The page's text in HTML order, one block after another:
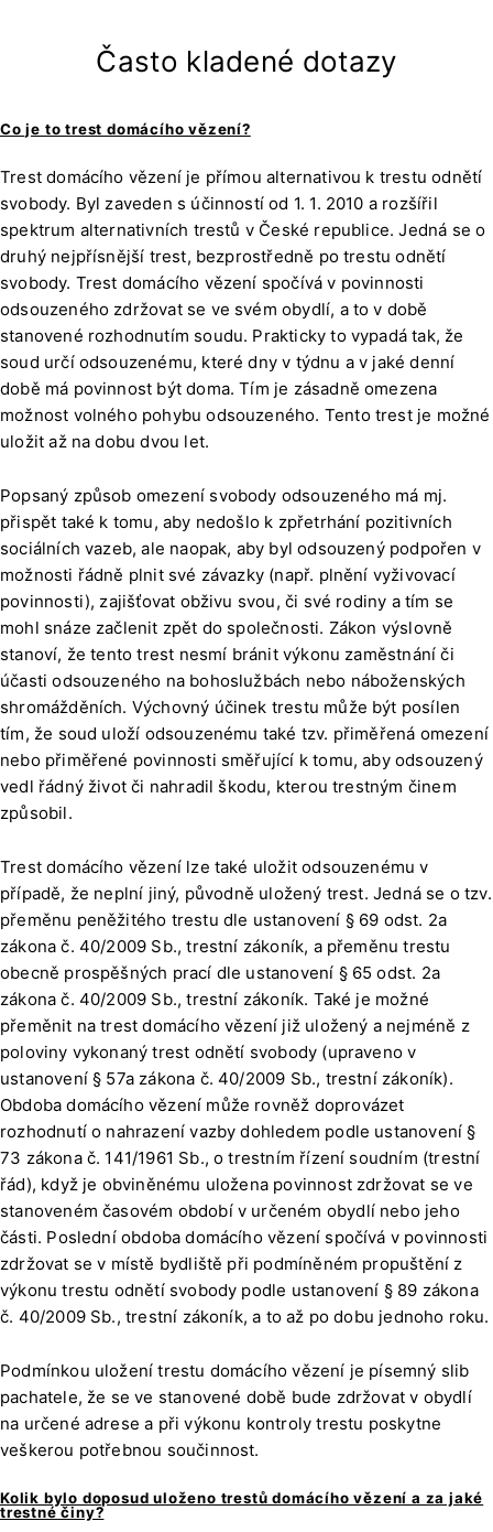
Často kladené dotazy
Co je to trest domácího vězení?
Trest domácího vězení je přímou alternativou k trestu odnětí
svobody. Byl zaveden s účinností od 1. 1. 2010 a rozšířil
spektrum alternativních trestů v České republice. Jedná se o
druhý nejpřísnější trest, bezprostředně po trestu odnětí
svobody. Trest domácího vězení spočívá v povinnosti
odsouzeného zdržovat se ve svém obydlí, a to v době
stanovené rozhodnutím soudu. Prakticky to vypadá tak, že
soud určí odsouzenému, které dny v týdnu a v jaké denní
době má povinnost být doma. Tím je zásadně omezena
možnost volného pohybu odsouzeného. Tento trest je možné
uložit až na dobu dvou let.
Popsaný způsob omezení svobody odsouzeného má mj.
přispět také k tomu, aby nedošlo k zpřetrhání pozitivních
sociálních vazeb, ale naopak, aby byl odsouzený podpořen v
možnosti řádně plnit své závazky (např. plnění vyživovací
povinnosti), zajišťovat obživu svou, či své rodiny a tím se
mohl snáze začlenit zpět do společnosti. Zákon výslovně
stanoví, že tento trest nesmí bránit výkonu zaměstnání či
účasti odsouzeného na bohoslužbách nebo náboženských
shromážděních. Výchovný účinek trestu může být posílen
tím, že soud uloží odsouzenému také tzv. přiměřená omezení
nebo přiměřené povinnosti směřující k tomu, aby odsouzený
vedl řádný život či nahradil škodu, kterou trestným činem
způsobil.
Trest domácího vězení lze také uložit odsouzenému v
případě, že neplní jiný, původně uložený trest. Jedná se o tzv.
přeměnu peněžitého trestu dle ustanovení § 69 odst. 2a
zákona č. 40/2009 Sb., trestní zákoník, a přeměnu trestu
obecně prospěšných prací dle ustanovení § 65 odst. 2a
zákona č. 40/2009 Sb., trestní zákoník. Také je možné
přeměnit na trest domácího vězení již uložený a nejméně z
poloviny vykonaný trest odnětí svobody (upraveno v
ustanovení § 57a zákona č. 40/2009 Sb., trestní zákoník).
Obdoba domácího vězení může rovněž doprovázet
rozhodnutí o nahrazení vazby dohledem podle ustanovení §
73 zákona č. 141/1961 Sb., o trestním řízení soudním (trestní
řád), když je obviněnému uložena povinnost zdržovat se ve
stanoveném časovém období v určeném obydlí nebo jeho
části. Poslední obdoba domácího vězení spočívá v povinnosti
zdržovat se v místě bydliště při podmíněném propuštění z
výkonu trestu odnětí svobody podle ustanovení § 89 zákona
č. 40/2009 Sb., trestní zákoník, a to až po dobu jednoho roku.
Podmínkou uložení trestu domácího vězení je písemný slib
pachatele, že se ve stanovené době bude zdržovat v obydlí
na určené adrese a při výkonu kontroly trestu poskytne
veškerou potřebnou součinnost.
Kolik bylo doposud uloženo trestů domácího vězení a za jaké
trestné činy?